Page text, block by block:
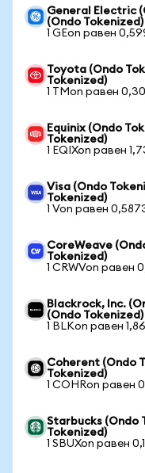
General Electric
(Ondo Tokenized)
1 GEon равен
Toyota (Ondo
Tokenized)
1 TMon равен
Equinix (Ondo
Tokenized)
1 EQIXon равен
Visa (Ondo
Tokenized)
1 Von равен
CoreWeave
Tokenized)
1 CRWVon равен
Blackrock, Inc.
(Ondo Tokenized)
1 BLKon равен
Coherent (Ondo
Tokenized)
1 COHRon равен
Starbucks (Ondo
Tokenized)
1 SBUXon равен